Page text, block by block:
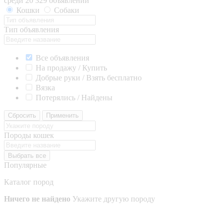
Кошки
Собаки
Тип объявления
Все объявления
На продажу / Купить
Добрые руки / Взять бесплатно
Вязка
Потерялись / Найдены
Сбросить Применить
Породы кошек
Выбрать все
Популярные
Каталог пород
Ничего не найдено Укажите другую породу